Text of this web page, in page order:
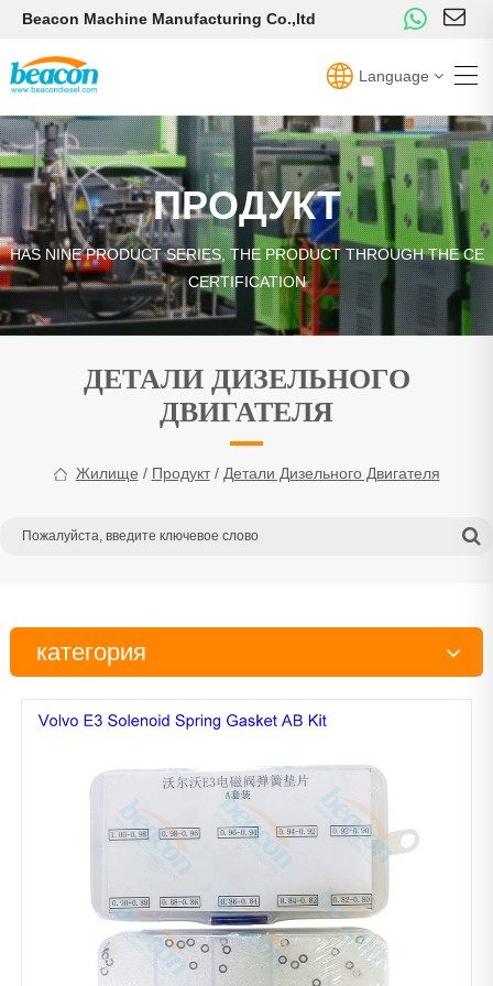
Beacon Machine Manufacturing Co.,ltd
Language
ПРОДУКТ
HAS NINE PRODUCT SERIES, THE PRODUCT THROUGH THE CE
CERTIFICATION
ДЕТАЛИ ДИЗЕЛЬНОГО
ДВИГАТЕЛЯ
Жилище / Продукт/ Детали Дизельного Двигателя
категория
Инструменты
Детали дизельного двигателя
Очиститель